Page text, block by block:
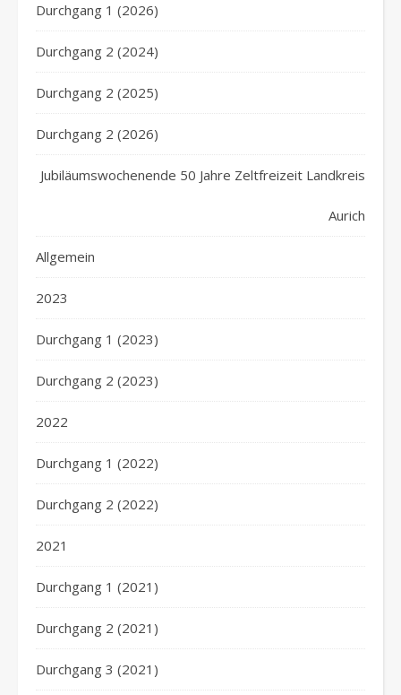
Durchgang 1 (2026)
Durchgang 2 (2024)
Durchgang 2 (2025)
Durchgang 2 (2026)
Jubiläumswochenende 50 Jahre Zeltfreizeit Landkreis
Aurich
Allgemein
2023
Durchgang 1 (2023)
Durchgang 2 (2023)
2022
Durchgang 1 (2022)
Durchgang 2 (2022)
2021
Durchgang 1 (2021)
Durchgang 2 (2021)
Durchgang 3 (2021)